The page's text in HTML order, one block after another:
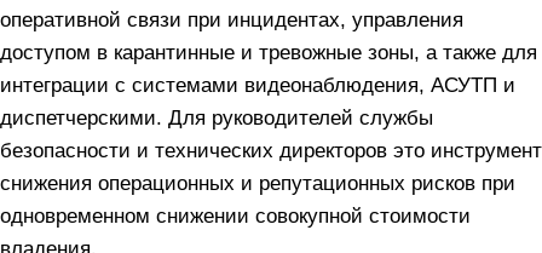
оперативной связи при инцидентах, управления
доступом в карантинные и тревожные зоны, а также для
интеграции с системами видеонаблюдения, АСУТП и
диспетчерскими. Для руководителей службы
безопасности и технических директоров это инструмент
снижения операционных и репутационных рисков при
одновременном снижении совокупной стоимости